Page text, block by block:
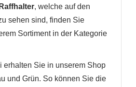
Raffhalter, welche auf den
sehen sind, finden Sie
Sortiment in der Kategorie
erhalten Sie in unserem Shop
und Grün. So können Sie die
add_circle_outline Neue Liste anlegen
erstellen
Anmelden